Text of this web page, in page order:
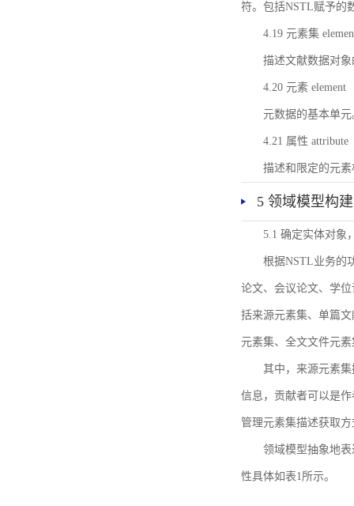
符。包括NSTL赋予的
4.19 元素集
描述文献数据对
4.20 元素 element
元数据的基本单元
4.21 属性 attribute
描述和限定的元
5 领域模型构建
5.1 确定实体对象
根据NSTL业务的
论文、会议论文、学
括来源元素集、单篇
元素集、全文文件元
其中，来源元素
信息，贡献者可以是
管理元素集描述获取
领域模型抽象地
性具体如表1所示。